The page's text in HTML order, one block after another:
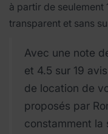
à partir de seulement
transparent et sans
Avec une note
et 4.5 sur 19
de location de
proposés par
constamment la